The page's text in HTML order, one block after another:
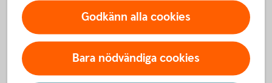
Återbetalningsskydd
Du kan ändra återbetalningsskydd genom att logga
in hos din valcentral.
Behöver duåterbetalningsskydd?
Godkänn alla cookies
Bara nödvändiga cookies